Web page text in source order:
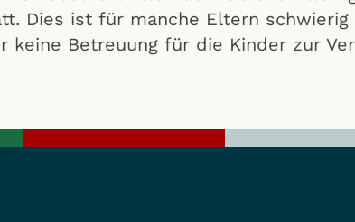
Dies ist für manche Eltern
keine Betreuung für die Kinder zur